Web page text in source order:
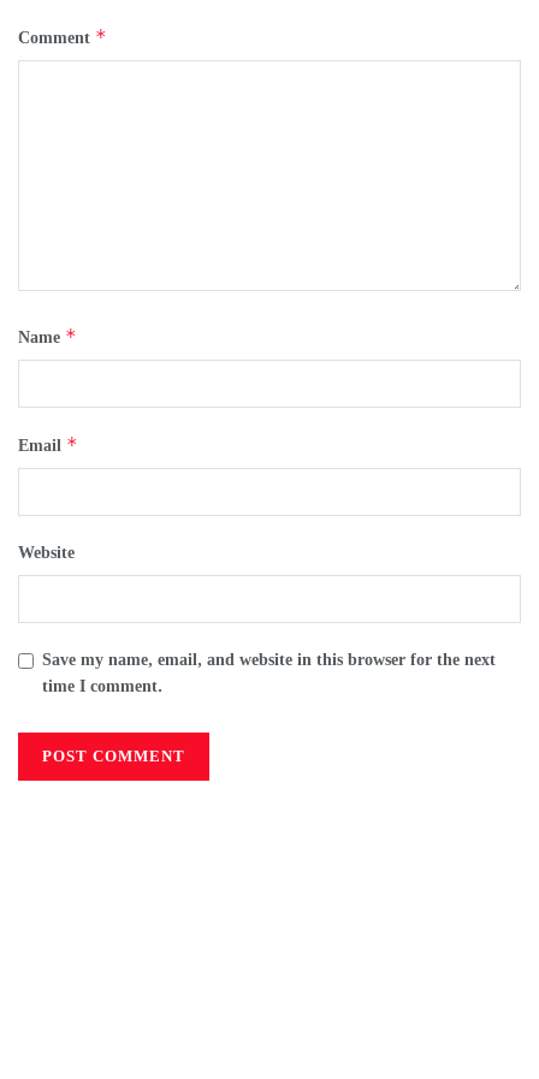
Comment *
Name *
Email *
Website
Save my name, email, and website in this browser for the next
time I comment.